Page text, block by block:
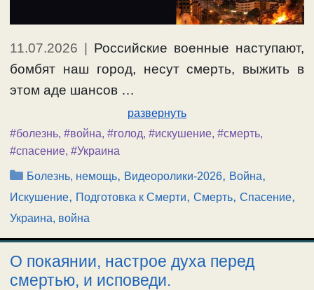
11.07.2026 | Российские военные наступают,
бомбят наш город, несут смерть, выжить в
этом аде шансов …
развернуть
#болезнь, #война, #голод, #искушение, #смерть,
#спасение, #Украина
Рубрики
Болезнь, немощь, Видеоролики-2026, Война,
Искушение, Подготовка к Смерти, Смерть, Спасение,
Украина, война
О покаянии, настрое духа перед
смертью, и исповеди.